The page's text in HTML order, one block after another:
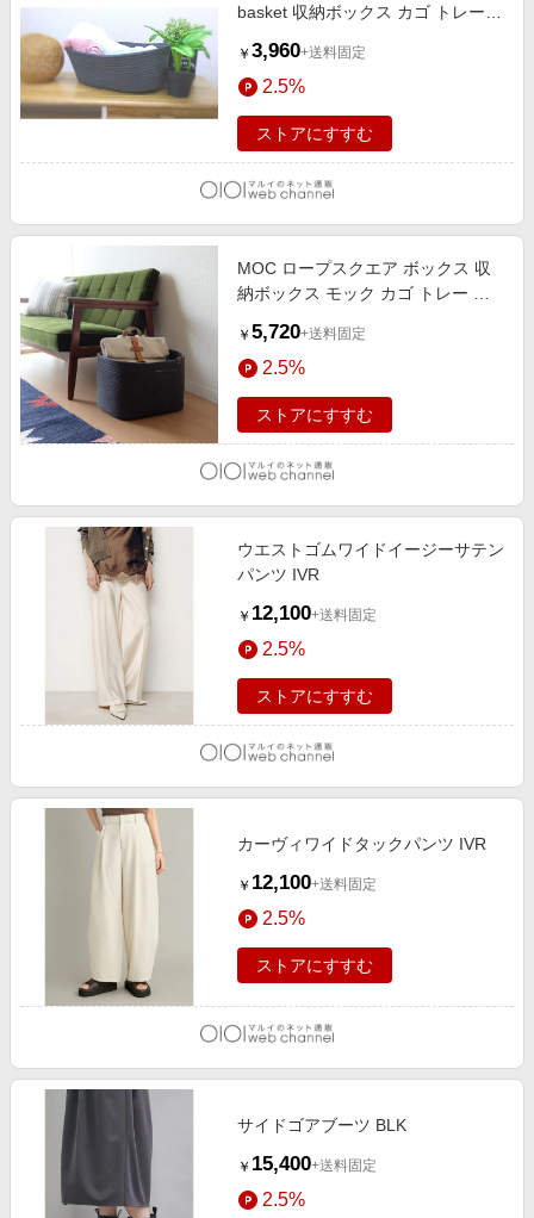
basket 収納ボックス カゴ トレー
￥ 3,960+送料固定
2.5%
ストアにすすむ
MOC ロープスクエア ボックス 収
納ボックス モック カゴ トレー 収
グレー
￥ 5,720+送料固定
2.5%
ストアにすすむ
ウエストゴムワイドイージーサテン
パンツ IVR
￥ 12,100+送料固定
2.5%
ストアにすすむ
カーヴィワイドタックパンツ IVR
￥ 12,100+送料固定
2.5%
ストアにすすむ
サイドゴアブーツ BLK
￥ 15,400+送料固定
2.5%